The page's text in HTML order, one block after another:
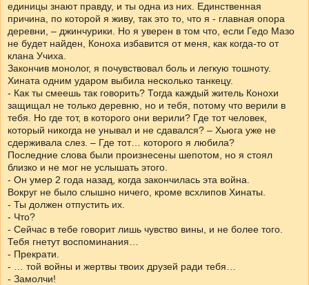
единицы знают правду, и ты одна из них. Единственная
причина, по которой я живу, так это то, что я - главная опора
деревни, – джинчурики. Но я уверен в том что, если Гедо Мазо
не будет найден, Коноха избавится от меня, как когда-то от
клана Учиха.
Закончив монолог, я почувствовал боль и легкую тошноту.
Хината одним ударом выбила несколько танкецу.
- Как ты смеешь так говорить? Тогда каждый житель Конохи
защищал не только деревню, но и тебя, потому что верили в
тебя. Но где тот, в которого они верили? Где тот человек,
который никогда не унывал и не сдавался? – Хьюга уже не
сдерживала слез. – Где тот… которого я любила?
Последние слова были произнесены шепотом, но я стоял
близко и не мог не услышать этого.
- Он умер 2 года назад, когда закончилась эта война.
Вокруг не было слышно ничего, кроме всхлипов Хинаты.
- Ты должен отпустить их.
- Что?
- Сейчас в тебе говорит лишь чувство вины, и не более того.
Тебя гнетут воспоминания…
- Прекрати.
- … той войны и жертвы твоих друзей ради тебя…
- Замолчи!